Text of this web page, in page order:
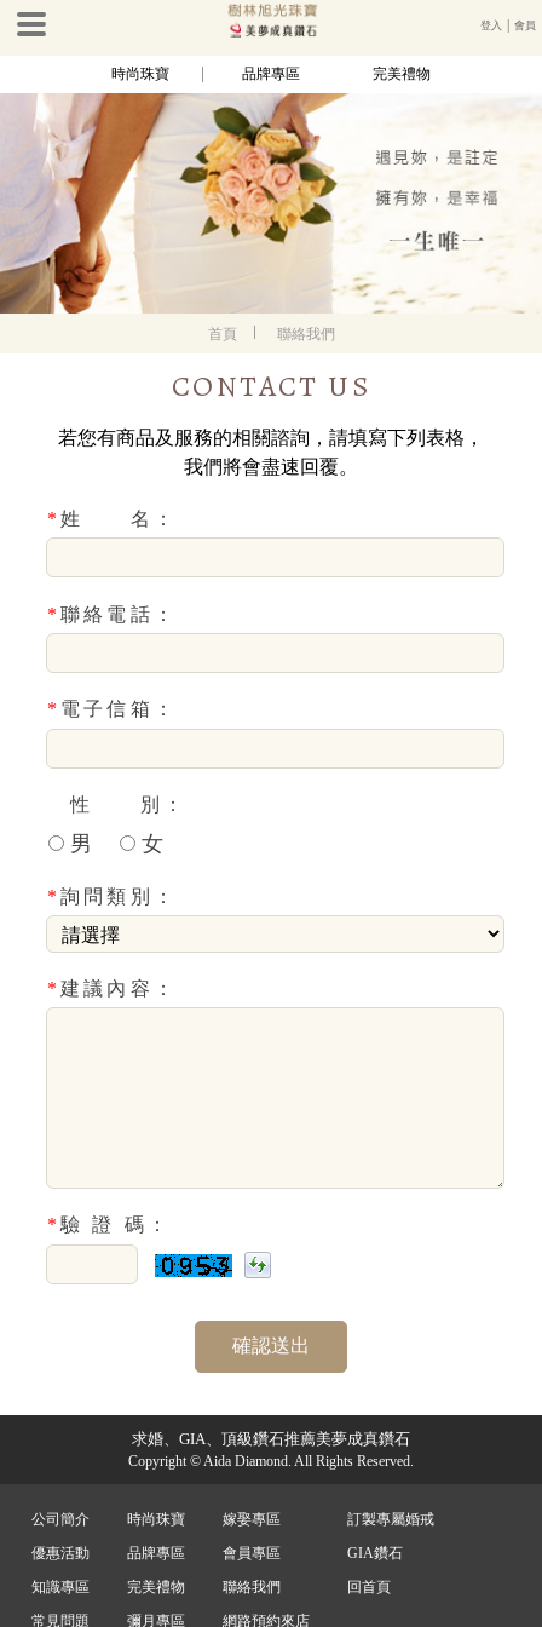
登入 │會員
時尚珠寶 品牌專區 完美禮物
首頁 聯絡我們
CONTACT US
若您有商品及服務的相關諮詢，請填寫下列表格，
我們將會盡速回覆。
*姓 名：
*聯絡電話：
* 電子信箱：
性 別：
男 女
*詢問類別：
*建議內容：
*驗 證 碼：
求婚、GIA、頂級鑽石推薦美夢成真鑽石
Copyright © Aida Diamond. All Rights Reserved.
公司簡介
優惠活動
知識專區
常見問題
時尚珠寶
品牌專區
完美禮物
彌月專區
嫁娶專區
會員專區
聯絡我們
網路預約來店
訂製專屬婚戒
GIA鑽石
回首頁